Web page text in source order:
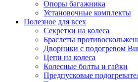
Опоры багажника
Установочные комплекты
Полезное для всех
Секретки на колеса
Браслеты
Дворники с подогревом
Цепи на колеса
Колесные болты и гайки
Предпусковые